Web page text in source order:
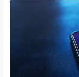
Instagram’da